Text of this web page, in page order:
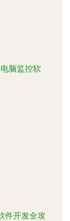
脑监控软
件开发全攻